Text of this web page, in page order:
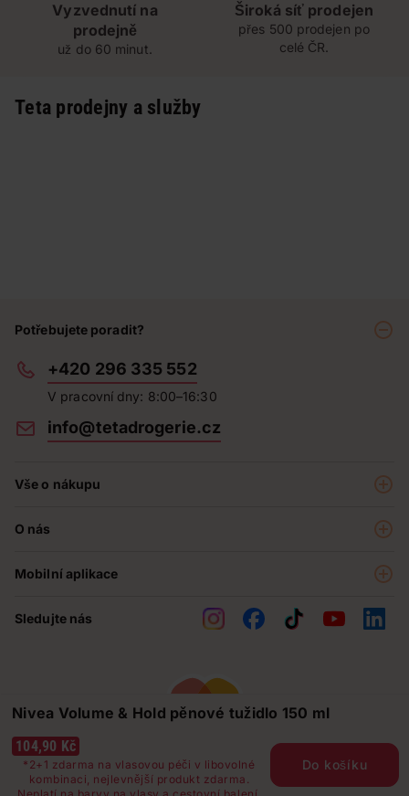
Nivea Volume & Hold pěnové tužidlo 150 ml
104,90 Kč
*2+1 zdarma na vlasovou péči v libovolné
kombinaci, nejlevnější produkt zdarma.
Do košíku
Vyzvednutí na
prodejně
už do 60 minut.
Široká síť prodejen
přes 500 prodejen po
celé ČR.
Teta prodejny a služby
Potřebujete poradit?
+420 296 335 552
V pracovní dny: 8:00–16:30
info@tetadrogerie.cz
Vše o nákupu
Prodejny
Obchodní podmínky
O nás
Teta pomáhá
Soutěže
Kontakty
Mobilní aplikace
Sledujte nás